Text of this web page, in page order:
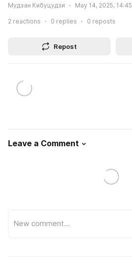
Мудзан Кибуцудзи May 14, 2025, 14:45
2 reactions 0 replies 0 reposts
Repost
Leave a Comment